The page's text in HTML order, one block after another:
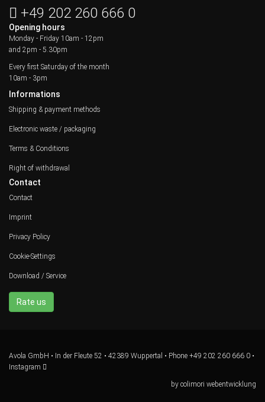
+49 202 260 666 0
Opening hours
Monday - Friday 10am - 12pm
and 2pm - 5.30pm
Every first Saturday of the month
10am - 3pm
Informations
Shipping & payment methods
Electronic waste / packaging
Terms & Conditions
Right of withdrawal
Contact
Contact
Imprint
Privacy Policy
Cookie-Settings
Download / Service
Rate us
Avola GmbH • In der Fleute 52 • 42389 Wuppertal • Phone +49 202 260 666 0 •
Instagram
by colimori webentwicklung